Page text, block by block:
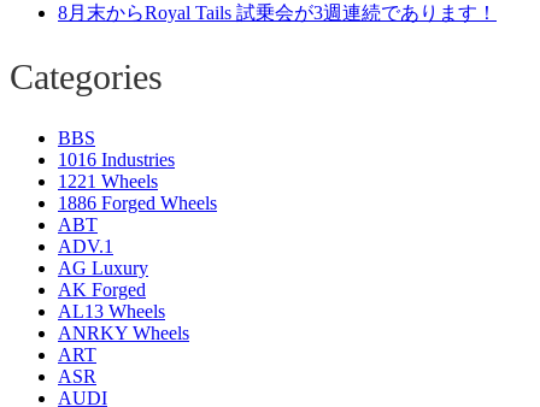
8月末からRoyal Tails 試乗会が3週連続であります！
Categories
BBS
1016 Industries
1221 Wheels
1886 Forged Wheels
ABT
ADV.1
AG Luxury
AK Forged
AL13 Wheels
ANRKY Wheels
ART
ASR
AUDI